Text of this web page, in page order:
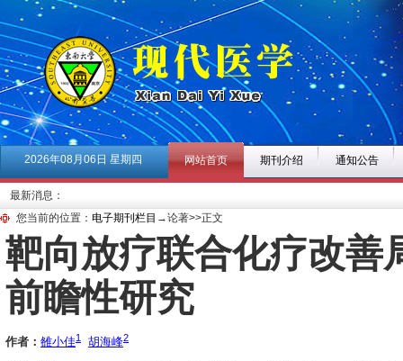
2026年08月06日 星期四 网站首页 期刊介绍 通知公告
最新消息：
您当前的位置： 电子期刊栏目 →论著>>正文
靶向放疗联合化疗改善
前瞻性研究
作者： 雒小佳1 胡海峰2